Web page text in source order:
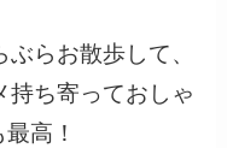
らお散歩して、
ち寄っておしゃ
高！